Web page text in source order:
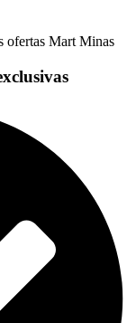
ofertas Mart Minas